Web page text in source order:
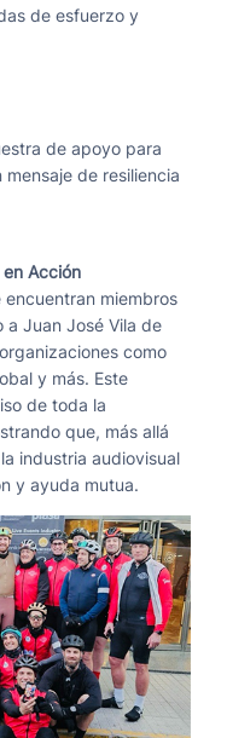
de esfuerzo y
de apoyo para
de resiliencia
Acción
miembros
a Juan José Vila de
como
y más. Este
de toda la
que, más allá
industria audiovisual
y ayuda mutua.